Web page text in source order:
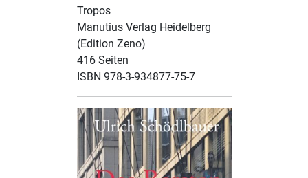
Tropos
Manutius Verlag Heidelberg
(Edition Zeno)
416 Seiten
ISBN 978-3-934877-75-7